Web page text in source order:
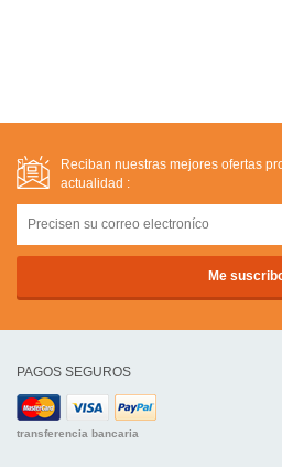
Reciban nuestras mejores ofertas
actualidad :
PAGOS SEGUROS
transferencia bancaria